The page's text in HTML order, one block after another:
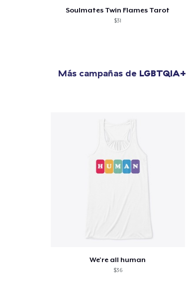
Soulmates Twin Flames Tarot
$31
Más campañas de LGBTQIA+
We're all human
$36